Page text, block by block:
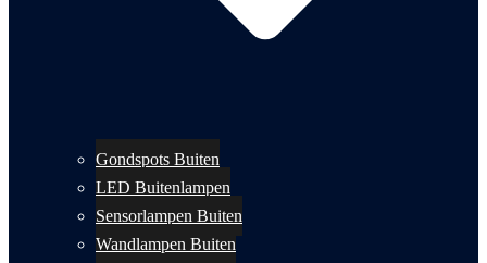
Gondspots Buiten
LED Buitenlampen
Sensorlampen Buiten
Wandlampen Buiten